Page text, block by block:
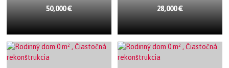
50,000 € 28,000 €